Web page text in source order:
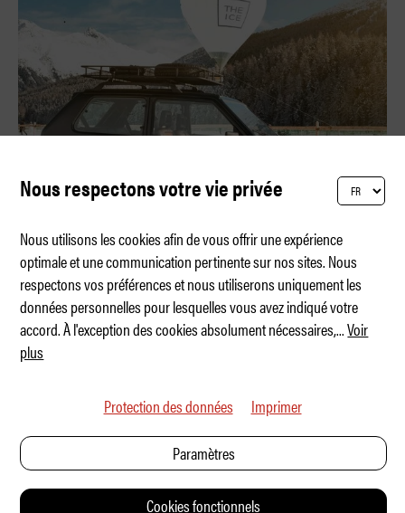
La chèvre de montagne italienne
Nous respectons votre vie privée
Nous utilisons les cookies afin de vous offrir une expérience
optimale et une communication pertinente sur nos sites. Nous
respectons vos préférences et nous utiliserons uniquement les
données personnelles pour lesquelles vous avez indiqué votre
accord. À l'exception des cookies absolument nécessaires,...Voir
plus
Protection des données Imprimer
Paramètres
Cookies fonctionnels